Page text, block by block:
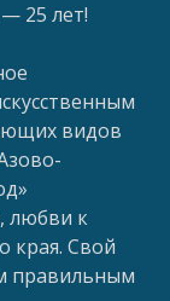
25 лет!
видов
любви к
края. Свой
правильным